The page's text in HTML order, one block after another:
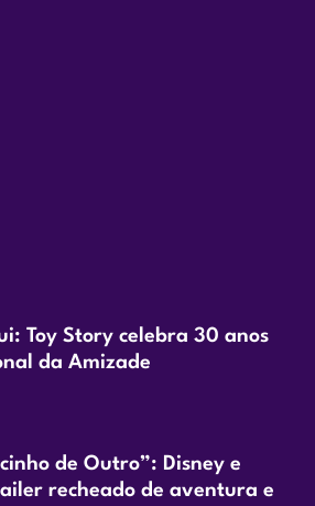
Toy Story celebra 30 anos
da Amizade
de Outro”: Disney e
recheado de aventura e